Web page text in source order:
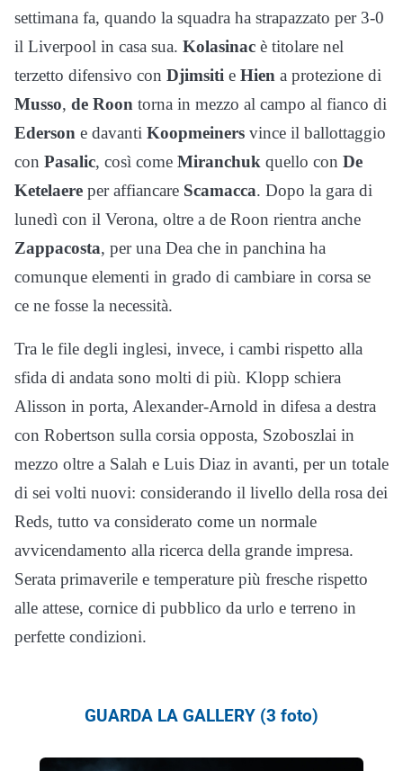
settimana fa, quando la squadra ha strapazzato per 3-0
il Liverpool in casa sua. Kolasinac è titolare nel
terzetto difensivo con Djimsiti e Hien a protezione di
Musso, de Roon torna in mezzo al campo al fianco di
Ederson e davanti Koopmeiners vince il ballottaggio
con Pasalic, così come Miranchuk quello con De
Ketelaere per affiancare Scamacca. Dopo la gara di
lunedì con il Verona, oltre a de Roon rientra anche
Zappacosta, per una Dea che in panchina ha
comunque elementi in grado di cambiare in corsa se
ce ne fosse la necessità.
Tra le file degli inglesi, invece, i cambi rispetto alla
sfida di andata sono molti di più. Klopp schiera
Alisson in porta, Alexander-Arnold in difesa a destra
con Robertson sulla corsia opposta, Szoboszlai in
mezzo oltre a Salah e Luis Diaz in avanti, per un totale
di sei volti nuovi: considerando il livello della rosa dei
Reds, tutto va considerato come un normale
avvicendamento alla ricerca della grande impresa.
Serata primaverile e temperature più fresche rispetto
alle attese, cornice di pubblico da urlo e terreno in
perfette condizioni.
GUARDA LA GALLERY (3 foto)